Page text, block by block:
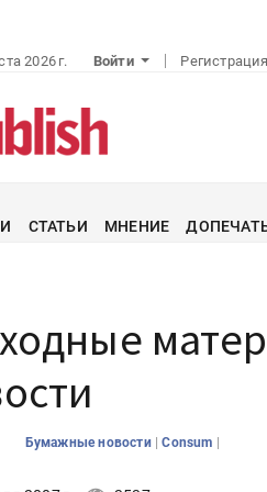
2026 г. Войти Регистрация
СТАТЬИ МНЕНИЕ
Бумажные новости |Consum |